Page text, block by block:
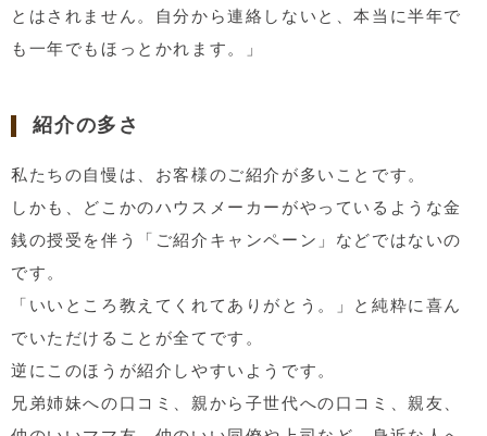
とはされません。自分から連絡しないと、本当に半年で
も一年でもほっとかれます。」
紹介の多さ
私たちの自慢は、お客様のご紹介が多いことです。
しかも、どこかのハウスメーカーがやっているような金
銭の授受を伴う「ご紹介キャンペーン」などではないの
です。
「いいところ教えてくれてありがとう。」と純粋に喜ん
でいただけることが全てです。
逆にこのほうが紹介しやすいようです。
兄弟姉妹への口コミ、親から子世代への口コミ、親友、